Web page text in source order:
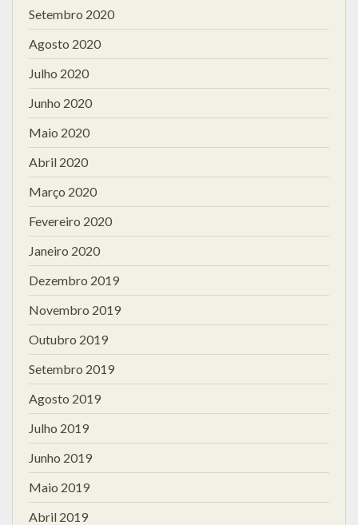
Setembro 2020
Agosto 2020
Julho 2020
Junho 2020
Maio 2020
Abril 2020
Março 2020
Fevereiro 2020
Janeiro 2020
Dezembro 2019
Novembro 2019
Outubro 2019
Setembro 2019
Agosto 2019
Julho 2019
Junho 2019
Maio 2019
Abril 2019